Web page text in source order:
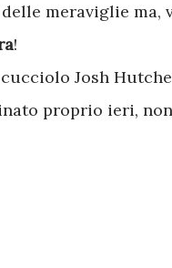
meraviglie
!
Josh
proprio ieri,